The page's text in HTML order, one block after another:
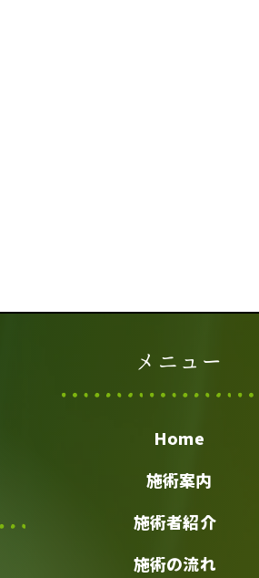
メニュー
Home
施術案内
施術者紹介
施術の流れ